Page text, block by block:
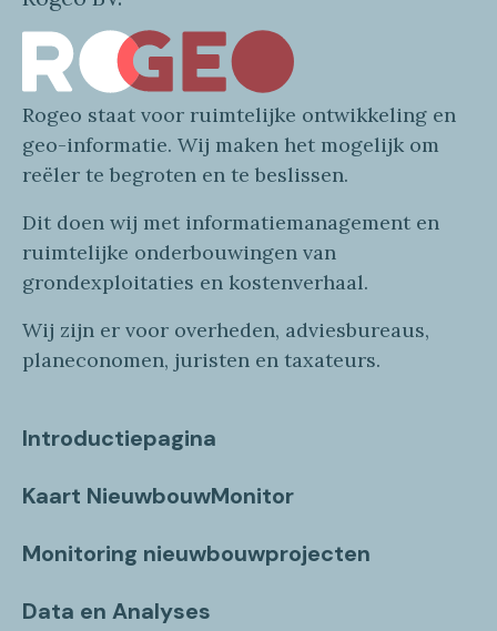
Rogeo staat voor ruimtelijke ontwikkeling en
geo-informatie. Wij maken het mogelijk om
reëler te begroten en te beslissen.
Dit doen wij met informatiemanagement en
ruimtelijke onderbouwingen van
grondexploitaties en kostenverhaal.
Wij zijn er voor overheden, adviesbureaus,
planeconomen, juristen en taxateurs.
Introductiepagina
Kaart NieuwbouwMonitor
Monitoring nieuwbouwprojecten
Data en Analyses